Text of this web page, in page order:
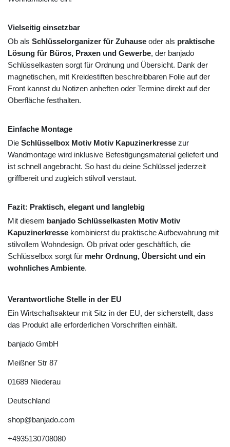
Vielseitig einsetzbar
Ob als Schlüsselorganizer für Zuhause oder als praktische
Lösung für Büros, Praxen und Gewerbe, der banjado
Schlüsselkasten sorgt für Ordnung und Übersicht. Dank der
magnetischen, mit Kreidestiften beschreibbaren Folie auf der
Front kannst du Notizen anheften oder Termine direkt auf der
Oberfläche festhalten.
Einfache Montage
Die Schlüsselbox Motiv Motiv Kapuzinerkresse zur
Wandmontage wird inklusive Befestigungsmaterial geliefert und
ist schnell angebracht. So hast du deine Schlüssel jederzeit
griffbereit und zugleich stilvoll verstaut.
Fazit: Praktisch, elegant und langlebig
Mit diesem banjado Schlüsselkasten Motiv Motiv
Kapuzinerkresse kombinierst du praktische Aufbewahrung mit
stilvollem Wohndesign. Ob privat oder geschäftlich, die
Schlüsselbox sorgt für mehr Ordnung, Übersicht und ein
wohnliches Ambiente.
Verantwortliche Stelle in der EU
Ein Wirtschaftsakteur mit Sitz in der EU, der sicherstellt, dass
das Produkt alle erforderlichen Vorschriften einhält.
banjado GmbH
Meißner Str 87
01689 Niederau
Deutschland
shop@banjado.com
+4935130708080